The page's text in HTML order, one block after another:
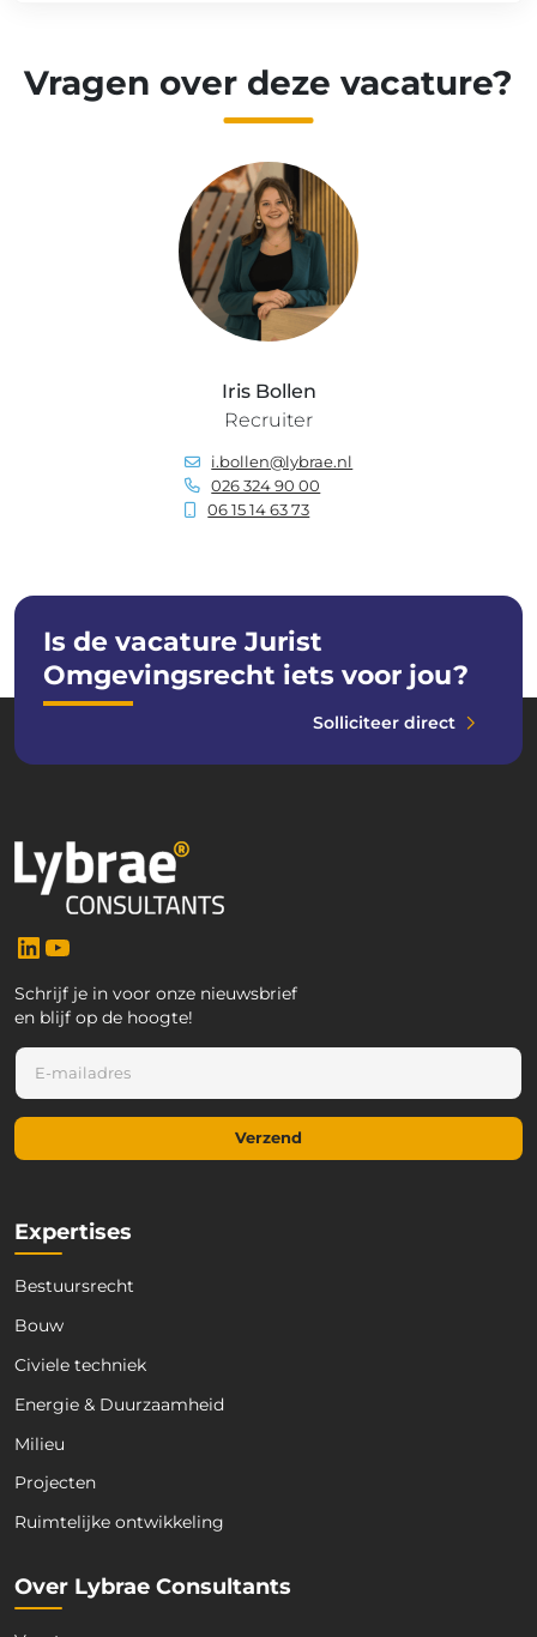
Vragen over deze vacature?
Iris Bollen
Recruiter
i.bollen@lybrae.nl
026 324 90 00
06 15 14 63 73
Is de vacature Jurist
Omgevingsrecht iets voor jou?
Solliciteer direct
LinkedIn
Schrijf je in voor onze nieuwsbrief
en blijf op de hoogte!
-
a
i
-
m
i
l
E
m
a
i
Verzend
Expertises
Bestuursrecht
Bouw
Civiele techniek
Energie & Duurzaamheid
Milieu
Projecten
Ruimtelijke ontwikkeling
Over Lybrae Consultants